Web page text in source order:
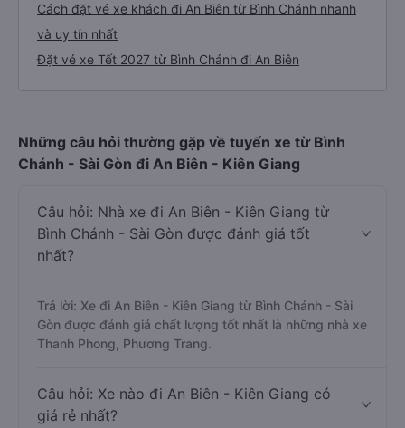
Cách đặt vé xe khách đi An Biên từ Bình Chánh nhanh
và uy tín nhất
Đặt vé xe Tết 2027 từ Bình Chánh đi An Biên
Những câu hỏi thường gặp về tuyến xe từ Bình
Chánh - Sài Gòn đi An Biên - Kiên Giang
Câu hỏi: Nhà xe đi An Biên - Kiên Giang từ
Bình Chánh - Sài Gòn được đánh giá tốt
nhất?
Trả lời: Xe đi An Biên - Kiên Giang từ Bình Chánh - Sài
Gòn được đánh giá chất lượng tốt nhất là những nhà xe
Thanh Phong, Phương Trang.
Câu hỏi: Xe nào đi An Biên - Kiên Giang có
giá rẻ nhất?